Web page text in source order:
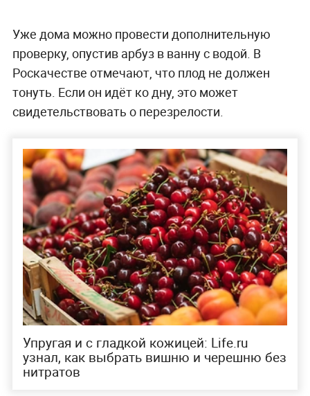
Уже дома можно провести дополнительную
проверку, опустив арбуз в ванну с водой. В
Роскачестве отмечают, что плод не должен
тонуть. Если он идёт ко дну, это может
свидетельствовать о перезрелости.
Упругая и с гладкой кожицей: Life.ru
узнал, как выбрать вишню и черешню без
нитратов